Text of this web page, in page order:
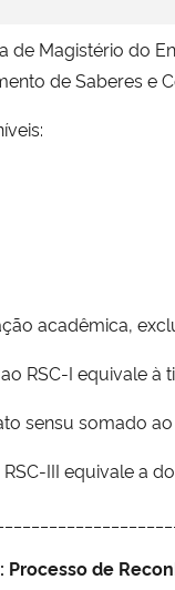
Magistério do
de Saberes e
acadêmica,
RSC-I equivale à
sensu somado
III equivale a
de